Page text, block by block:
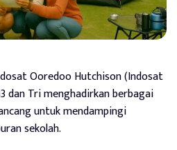
Ooredoo Hutchison (Indosat
dan Tri menghadirkan berbagai
untuk mendampingi
sekolah.